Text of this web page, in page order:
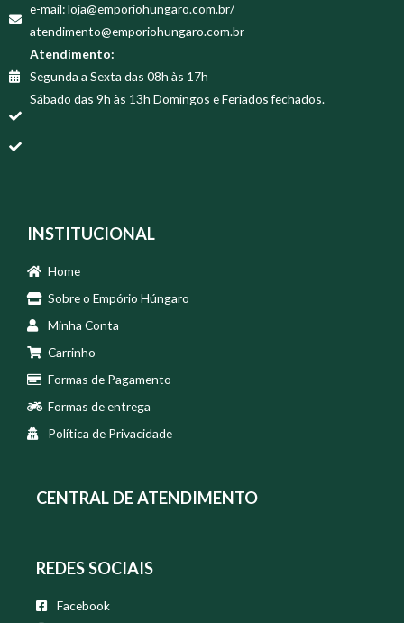
e-mail: loja@emporiohungaro.com.br/
atendimento@emporiohungaro.com.br
Atendimento:
Segunda a Sexta das 08h às 17h
Sábado das 9h às 13h Domingos e Feriados fechados.
INSTITUCIONAL
Home
Sobre o Empório Húngaro
Minha Conta
Carrinho
Formas de Pagamento
Formas de entrega
Política de Privacidade
CENTRAL DE ATENDIMENTO
REDES SOCIAIS
Facebook